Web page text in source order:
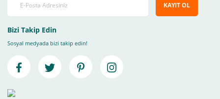
KAYIT OL
Bizi Takip Edin
Sosyal medyada bizi takip edin!